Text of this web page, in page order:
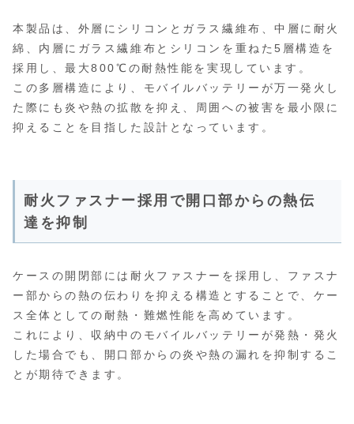
本製品は、外層にシリコンとガラス繊維布、中層に耐火
綿、内層にガラス繊維布とシリコンを重ねた5層構造を
採用し、最大800℃の耐熱性能を実現しています。
この多層構造により、モバイルバッテリーが万一発火し
た際にも炎や熱の拡散を抑え、周囲への被害を最小限に
抑えることを目指した設計となっています。
耐火ファスナー採用で開口部からの熱伝
達を抑制
ケースの開閉部には耐火ファスナーを採用し、ファスナ
ー部からの熱の伝わりを抑える構造とすることで、ケー
ス全体としての耐熱・難燃性能を高めています。
これにより、収納中のモバイルバッテリーが発熱・発火
した場合でも、開口部からの炎や熱の漏れを抑制するこ
とが期待できます。